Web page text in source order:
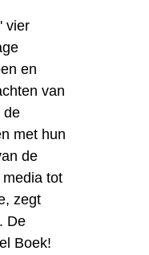
vier
en
van
de
met hun
de
tot
zegt
De
Boek!